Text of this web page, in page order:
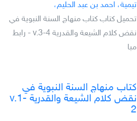
تيمية، احمد بن عبد الحليم،
تحميل كتاب كتاب منهاج السنة النبوية في
نقض كلام الشيعة والقدرية v.3-4 - رابط
مبا
كتاب منهاج السنة النبوية في
نقض كلام الشيعة والقدرية v.1-
2